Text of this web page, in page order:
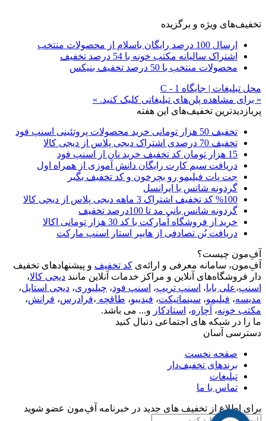
تخفیف‌های ویژه و برگزیده
ارسال 100 درصد رایگان باسلام از محصولات منتخب
اشتراک سالیانه مکتب خونه با 54 درصد تخفیف
محصولات منتخب با 50 درصد تخفیف بنیکس
محل تبلیغات | جایگاه C - 1
« برای مشاهده پلن‌های تبلیغاتی کلیک کنید. »
پربازدیدترین تخفیف‌های این هفته
تخفیف 50 هزار تومانی خرید محصولات پروتئینی اسنپ فود
تخفیف 70 درصدی اشتراک دیجی پلاس از دیجی کالا
15 هزار تومان کد تخفیف خرید نان از اسنپ فود
دریافت سیم کارت رایگان دانش آموزی از همراه اول
جت پات فیلیمو رو بچرخون و کد تخفیف بگیر
گردونه شانس با ایرانسل
%100 کد تخفیف اشتراک 3 ماهه دیجی پلاس از دیجی کالا
گردونه شانس بانی مد تا 100درصد تخفیف
خرید از فروشگاه اُمارکت با کد 30 هزار تومانی اکالا
دریافت بُن تصادفی از هایپر استار اسنپ مارکت
آفِ‌مون چیست؟
آفِ‌مون، سامانه معرفی و ارائه‌ی کد تخفیف و پیشنهادهای تخفیف
دار فروشگاه‌های آنلاین و مراکز خدمات آنلاین مانند دیجی کالا،
اسنپ،علی بابا، اسنپ تریپ، اسنپ فود، چیلیوری، دیجی استایل،
مدیسه، فیلیمو، سینماتیکت، فیدیبو، طاقچه ،فرادرس، فرانش،
مکتب خونه، آچاره، استادکار و... می باشد.
ما را در شبکه های اجتماعی دنبال کنید
دسترسی آسان
صفحه نخست
برندهای تخفیف‌دار
تبلیغات
تماس با ما
برای اطلاع از تخفیف های جدید در خبرنامه آفِ‌مون عضو شوید